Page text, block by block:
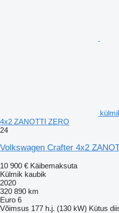
4x2 ZANOTTI ZERO
24
Volkswagen Crafter 4x2
10 900 € Käibemaksuta
Külmik kaubik
2020
320 890 km
Euro 6
Võimsus 177 h.j. (130 kW) Kütus